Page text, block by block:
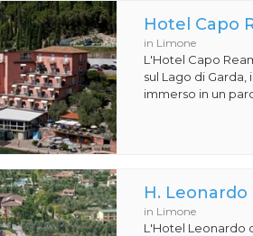
Hotel Capo
in Limone
L'Hotel Capo
sul Lago di Garda,
immerso in un
H. Leonardo
in Limone
L'Hotel Leonardo